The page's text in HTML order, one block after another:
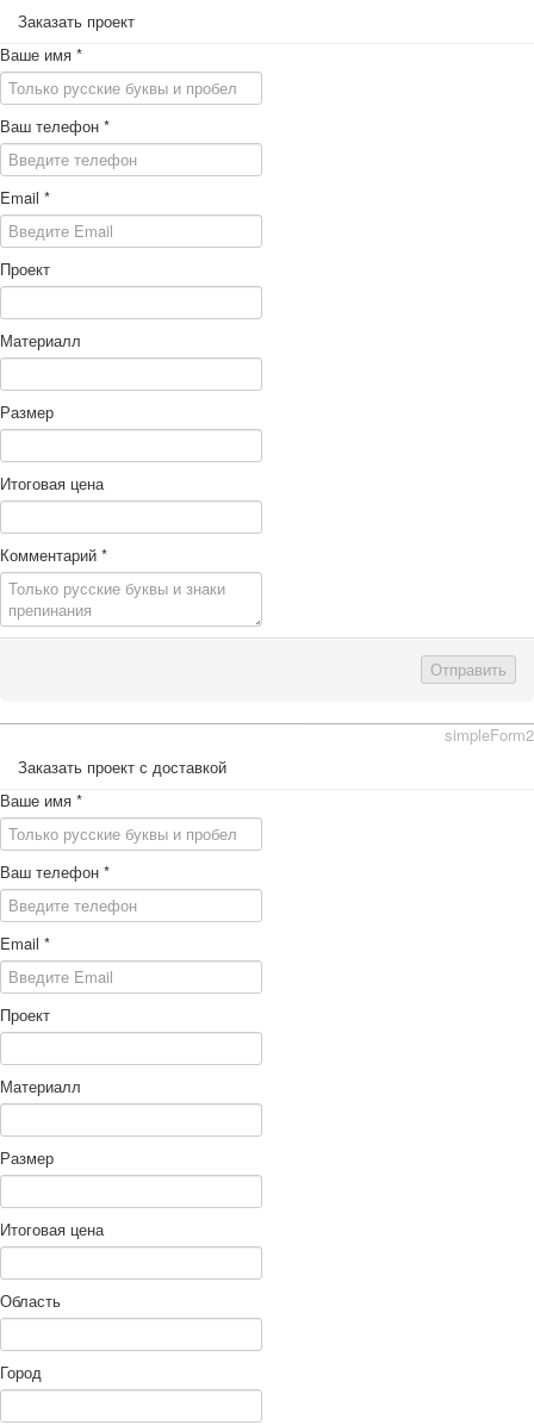
Заказать проект
Ваше имя *
Ваш телефон *
Email *
Проект
Материалл
Размер
Итоговая цена
Комментарий *
Отправить
simpleForm2
Заказать проект с доставкой
Ваше имя *
Ваш телефон *
Email *
Проект
Материалл
Размер
Итоговая цена
Область
Город